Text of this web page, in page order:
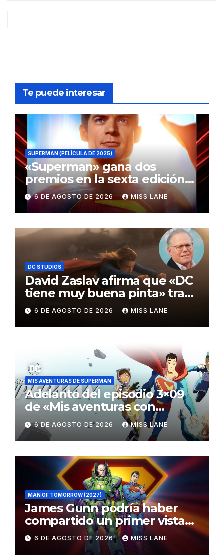
Te puede interesar
SUPERMAN (PELÍCULA DE 2025)
«Superman» gana dos
premios en la sexta edición
de los Critics Choice Super
Awards
6 DE AGOSTO DE 2026 MISS LANE
DC STUDIOS
David Zaslav afirma que «DC
tiene muy buena pinta» tras
el fracaso de «Supergirl»
6 DE AGOSTO DE 2026 MISS LANE
MIS AVENTURAS DE SUPERMAN
Adelanto del episodio 3×09
de «Mis aventuras con
Superman»
6 DE AGOSTO DE 2026 MISS LANE
MAN OF TOMORROW (2027)
James Gunn podría haber
compartido un primer vistazo
al traje de Brainiac
6 DE AGOSTO DE 2026 MISS LANE